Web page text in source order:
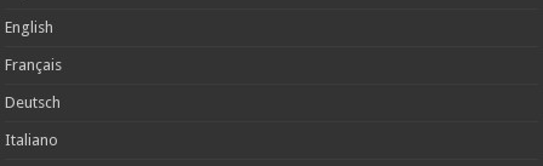
English
Français
Deutsch
Italiano